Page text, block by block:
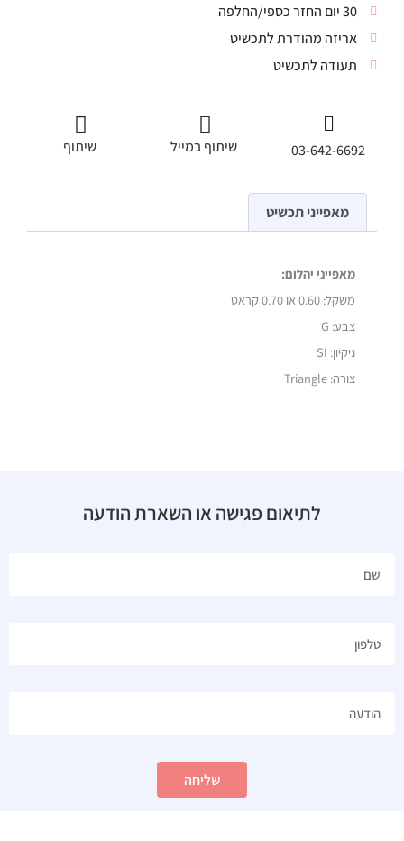
30 יום החזר כספי/החלפה
אריזה מהודרת לתכשיט
תעודה לתכשיט
03-642-6692 שיתוף במייל שיתוף
מאפייני תכשיט
מאפייני יהלום:
משקל: 0.60 או 0.70 קראט
צבע: G
ניקיון: SI
צורה: Triangle
לתיאום פגישה או השארת הודעה
שליחה